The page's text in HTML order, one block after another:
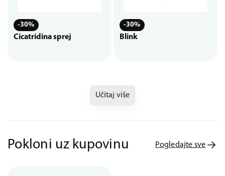
-30%
Cicatridina sprej
-30%
Blink
Učitaj više
Pokloni uz kupovinu Pogledajte sve